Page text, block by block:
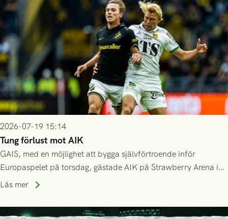
2026-07-19 15:14
Tung förlust mot AIK
GAIS, med en möjlighet att bygga självförtroende inför
Europaspelet på torsdag, gästade AIK på Strawberry Arena i
Stockholm . Men trots konstant hotande i första halvlek av
lyckades få in 2-0.
Läs mer